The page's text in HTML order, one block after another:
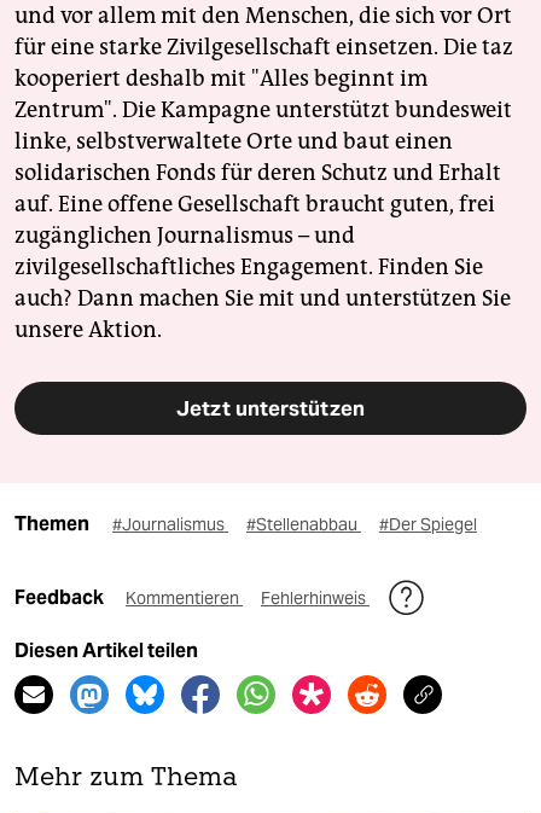
und vor allem mit den Menschen, die sich vor Ort
für eine starke Zivilgesellschaft einsetzen. Die taz
kooperiert deshalb mit "Alles beginnt im
Zentrum". Die Kampagne unterstützt bundesweit
linke, selbstverwaltete Orte und baut einen
solidarischen Fonds für deren Schutz und Erhalt
auf. Eine offene Gesellschaft braucht guten, frei
zugänglichen Journalismus – und
zivilgesellschaftliches Engagement. Finden Sie
auch? Dann machen Sie mit und unterstützen Sie
unsere Aktion.
Jetzt unterstützen
Themen #Journalismus #Stellenabbau #Der Spiegel
Feedback Kommentieren Fehlerhinweis
Diesen Artikel teilen
Mehr zum Thema